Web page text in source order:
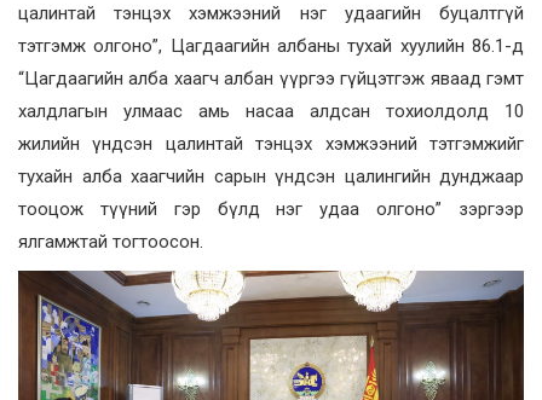
цалинтай тэнцэх хэмжээний нэг удаагийн буцалтгүй
тэтгэмж олгоно”, Цагдаагийн албаны тухай хуулийн 86.1-д
“Цагдаагийн алба хаагч албан үүргээ гүйцэтгэж яваад гэмт
халдлагын улмаас амь насаа алдсан тохиолдолд 10
жилийн үндсэн цалинтай тэнцэх хэмжээний тэтгэмжийг
тухайн алба хаагчийн сарын үндсэн цалингийн дунджаар
тооцож түүний гэр бүлд нэг удаа олгоно” зэргээр
ялгамжтай тогтоосон.